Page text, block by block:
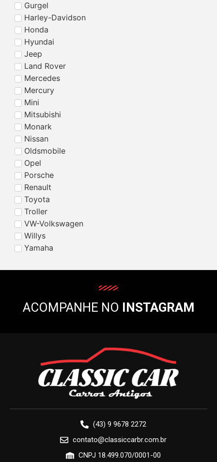
Gurgel
Harley-Davidson
Honda
Hyundai
Jeep
Land Rover
Mercedes
Mercury
Mini
Mitsubishi
Monark
Nissan
Oldsmobile
Opel
Porsche
Renault
Toyota
Troller
VW-Volkswagen
Willys
Yamaha
ACOMPANHE NO INSTAGRAM
(43) 9 9678 2272
contato@classiccarbr.com.br
CNPJ 18.499.070/0001-00